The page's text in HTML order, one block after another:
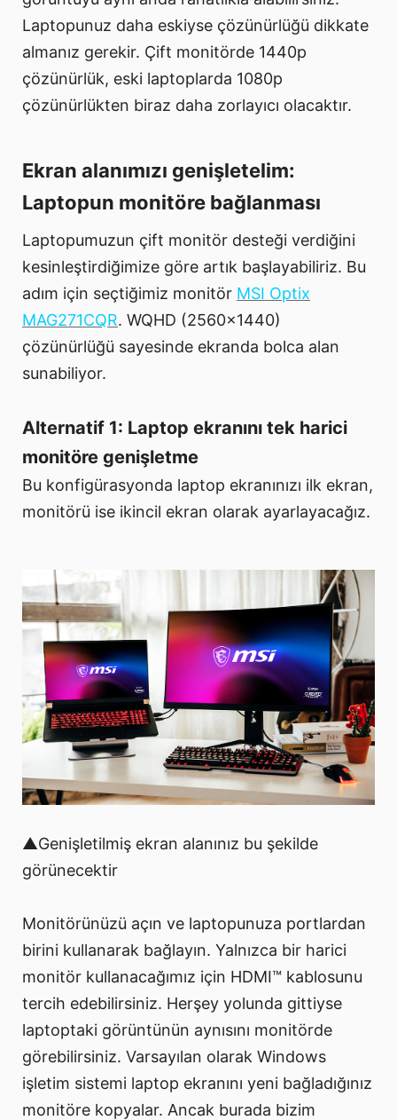
Laptopunuz daha eskiyse çözünürlüğü dikkate
almanız gerekir. Çift monitörde 1440p
çözünürlük, eski laptoplarda 1080p
çözünürlükten biraz daha zorlayıcı olacaktır.
Ekran alanımızı genişletelim:
Laptopun monitöre bağlanması
Laptopumuzun çift monitör desteği verdiğini
kesinleştirdiğimize göre artık başlayabiliriz. Bu
adım için seçtiğimiz monitör MSI Optix
MAG271CQR. WQHD (2560x1440)
çözünürlüğü sayesinde ekranda bolca alan
sunabiliyor.
Alternatif 1: Laptop ekranını tek harici
monitöre genişletme
Bu konfigürasyonda laptop ekranınızı ilk ekran,
monitörü ise ikincil ekran olarak ayarlayacağız.
▲Genişletilmiş ekran alanınız bu şekilde
görünecektir
Monitörünüzü açın ve laptopunuza portlardan
birini kullanarak bağlayın. Yalnızca bir harici
monitör kullanacağımız için HDMI™ kablosunu
tercih edebilirsiniz. Herşey yolunda gittiyse
laptoptaki görüntünün aynısını monitörde
görebilirsiniz. Varsayılan olarak Windows
işletim sistemi laptop ekranını yeni bağladığınız
monitöre kopyalar. Ancak burada bizim